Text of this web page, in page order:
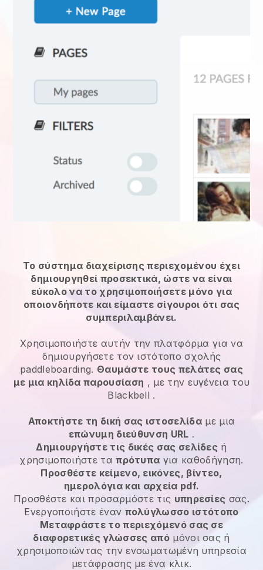
Το σύστημα διαχείρισης περιεχομένου έχει
δημιουργηθεί προσεκτικά, ώστε να είναι
εύκολο να το χρησιμοποιήσετε μόνο για
οποιονδήποτε και είμαστε σίγουροι ότι σας
συμπεριλαμβάνει.
Χρησιμοποιήστε αυτήν την πλατφόρμα για να
δημιουργήσετε τον ιστότοπο σχολής
paddleboarding. Θαυμάστε τους πελάτες σας
με μια κηλίδα παρουσίαση , με την ευγένεια του
Blackbell .
Αποκτήστε τη δική σας ιστοσελίδα με μια
επώνυμη διεύθυνση URL .
Δημιουργήστε τις δικές σας σελίδες ή
χρησιμοποιήστε ταπρότυπα για καθοδήγηση.
Προσθέστε κείμενο, εικόνες, βίντεο,
ημερολόγια και αρχεία pdf.
Προσθέστε και προσαρμόστε τις υπηρεσίες σας.
Ενεργοποιήστε έναν πολύγλωσσο ιστότοπο
Μεταφράστε το περιεχόμενό σας σε
διαφορετικές γλώσσες απόμόνοι σας ή
χρησιμοποιώντας την ενσωματωμένη υπηρεσία
μετάφρασης με ένα κλικ.